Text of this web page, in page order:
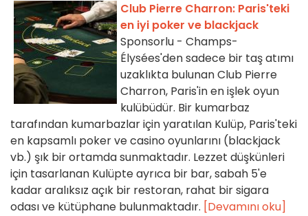
Club Pierre Charron: Paris'teki
en iyi poker ve blackjack
Sponsorlu - Champs-
Élysées'den sadece bir taş atımı
uzaklıkta bulunan Club Pierre
Charron, Paris'in en işlek oyun
kulübüdür. Bir kumarbaz
tarafından kumarbazlar için yaratılan Kulüp, Paris'teki
en kapsamlı poker ve casino oyunlarını (blackjack
vb.) şık bir ortamda sunmaktadır. Lezzet düşkünleri
için tasarlanan Kulüpte ayrıca bir bar, sabah 5'e
kadar aralıksız açık bir restoran, rahat bir sigara
odası ve kütüphane bulunmaktadır. [Devamını oku]